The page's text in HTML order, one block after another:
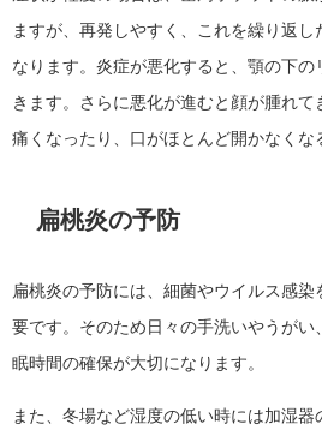
ますが、再発しやすく、これを繰り返し
なります。炎症が悪化すると、顎の下の
きます。さらに悪化が進むと顔が腫れ
痛くなったり、口がほとんど開かなくな
扁桃炎の予防
扁桃炎の予防には、細菌やウイルス感
要です。そのため日々の手洗いやうがい
眠時間の確保が大切になります。
また、冬場など湿度の低い時には加湿器